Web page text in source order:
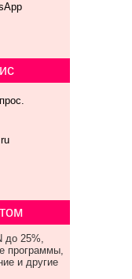
до 25%,
программы,
и другие